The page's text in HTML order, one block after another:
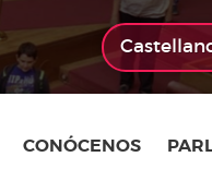
CONÓCENOS